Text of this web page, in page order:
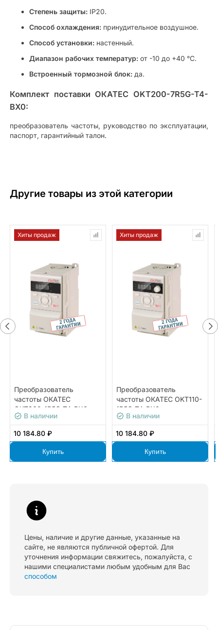
Степень защиты: IP20.
Способ охлаждения: принудительное воздушное.
Способ установки: настенный.
Диапазон рабочих температур: от -10 до +40 °C.
Встроенный тормозной блок: да.
Комплект поставки ОКАТЕС OKT200-7R5G-T4-
BX0:
преобразователь частоты, руководство по эксплуатации,
паспорт, гарантийный талон.
Другие товары из этой категории
Хиты продаж
Преобразователь
частоты ОКАТЕС
OKT200-1R5G-T4-BX0
В наличии
10 184.80 ₽
Купить
Хиты продаж
Преобразователь
частоты ОКАТЕС OKT110-
1R5G-T4-BX0
В наличии
10 184.80 ₽
Купить
Цены, наличие и другие данные, указанные на
сайте, не являются публичной офертой. Для
уточнения информации свяжитесь, пожалуйста, с
нашими специалистами любым удобным для Вас
способом